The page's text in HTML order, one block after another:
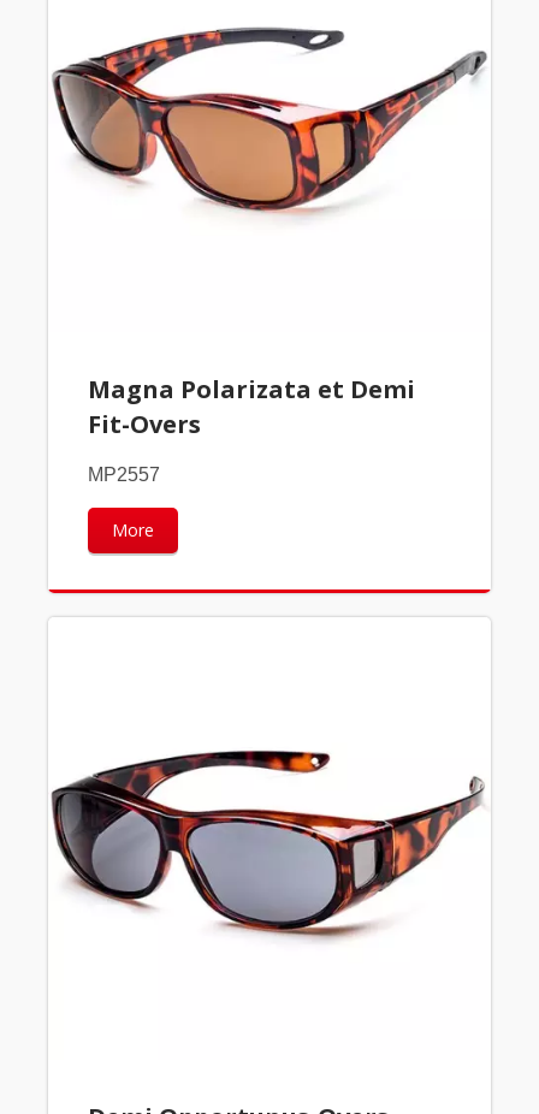
Magna Polarizata et Demi
Fit-Overs
MP2557
More